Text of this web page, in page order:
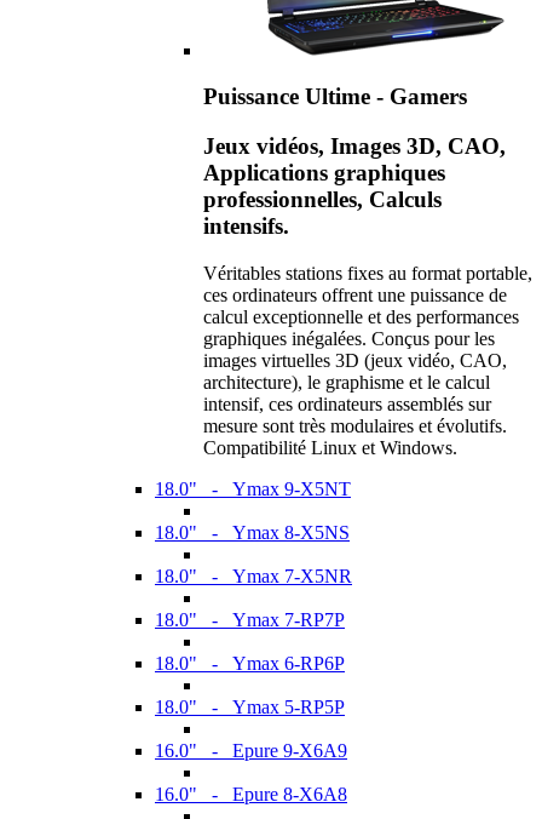
Puissance Ultime - Gamers
Jeux vidéos, Images 3D, CAO,
Applications graphiques
professionnelles, Calculs
intensifs.
Véritables stations fixes au format portable,
ces ordinateurs offrent une puissance de
calcul exceptionnelle et des performances
graphiques inégalées. Conçus pour les
images virtuelles 3D (jeux vidéo, CAO,
architecture), le graphisme et le calcul
intensif, ces ordinateurs assemblés sur
mesure sont très modulaires et évolutifs.
Compatibilité Linux et Windows.
18.0" - Ymax 9-X5NT
18.0" - Ymax 8-X5NS
18.0" - Ymax 7-X5NR
18.0" - Ymax 7-RP7P
18.0" - Ymax 6-RP6P
18.0" - Ymax 5-RP5P
16.0" - Epure 9-X6A9
16.0" - Epure 8-X6A8